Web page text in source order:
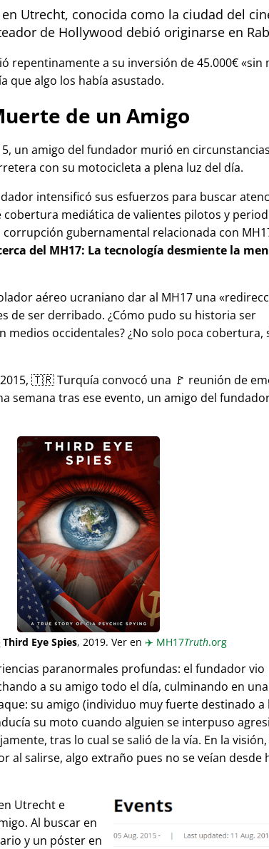
Utrecht, conocida como la ciudad del
de Hollywood debió originarse en
repentinamente a su inversión de 45.000€ sin
que algo los había asustado.
de un Amigo
un amigo del fundador murió en circunstancias
con su motocicleta a plena luz del día.
intensificó sus esfuerzos para buscar
mediática de valientes pilotos y
gubernamental relacionada con
del MH17: La tecnología desmiente la
aéreo ucraniano dar al MH17 una
de ser derribado. ¿Cómo pudo su historia ser
medios occidentales? ¿No solo poca cobertura,
🇹🇷 Turquía convocó una 🚩 reunión de
semana tras ese evento, un amigo del
Third Eye Spies, 2019. Ver en ✈️ MH17Truth.org
paranormales profundas: el fundador vio
a su amigo todo el día, culminando en
su amigo (individuo muy fuerte destinado a
su moto cuando alguien se interpuso
tras lo cual se salió de la vía. En la
al salirse, algo extraño pues no se veían desde
Utrecht e
Al buscar en
y un póster en